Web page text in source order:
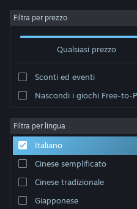
Accedi
Informazioni
Assistenza
Cambia la lingua
Filtra per prezzo
Qualsiasi prezzo
Sconti ed eventi
Nascondi i giochi Free-to-
Filtra per lingua
Italiano
Cinese semplificato
Cinese tradizionale
Giapponese
Sviluppatore: Planet 47 Games
Ordina per Rilevanza
0 risultati corrispondono alla tua
in base alle tue preferenze.